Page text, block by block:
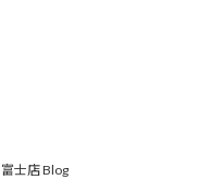
富士店 Blog